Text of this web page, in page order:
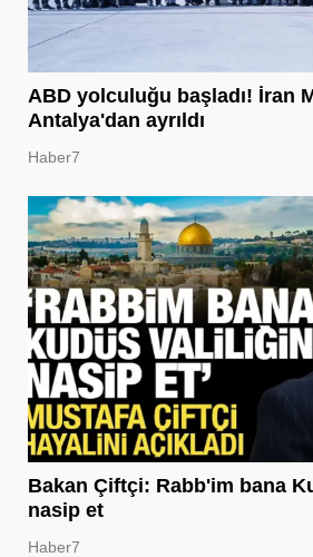
ABD yolculuğu başladı! İran
Antalya'dan ayrıldı
Haber7
Bakan Çiftçi: Rabb'im bana
nasip et
Haber7